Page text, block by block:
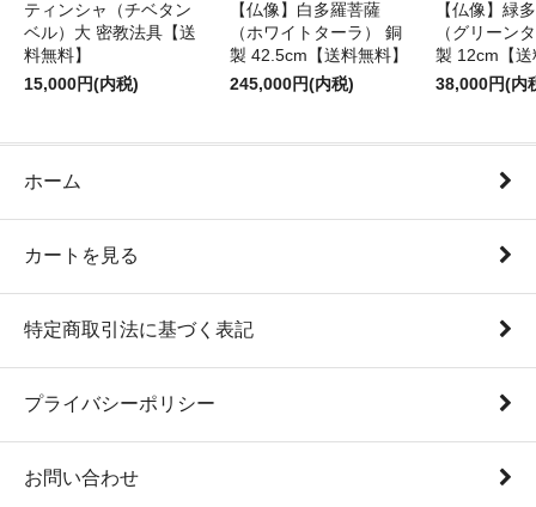
ティンシャ（チベタン
ベル）大 密教法具【送
料無料】
15,000円(内税)
【仏像】白多羅菩薩
（ホワイトターラ） 銅
製 42.5cm【送料無料】
245,000円(内税)
【仏像】緑
（グリーン
製 12cm【
38,000円(内
ホーム
カートを見る
特定商取引法に基づく表記
プライバシーポリシー
お問い合わせ